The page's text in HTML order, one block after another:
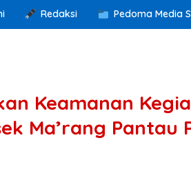
Redaksi Pedoma Media
Keamanan
Ma’rang Pantau